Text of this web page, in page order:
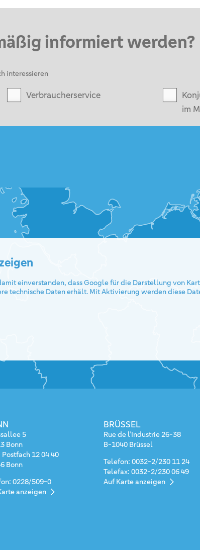
informiert werden?
interessieren
Verbraucherservice
im
einverstanden, dass Google für die Darstellung von
technische Daten erhält. Mit Aktivierung werden diese
5
Bonn
Postfach 12 04 40
Bonn
0228/509-0
anzeigen
BRÜSSEL
Rue de l’Industrie 26-38
B-1040 Brüssel
Telefon: 0032-2/230 11 24
Telefax: 0032-2/230 06 49
Auf Karte anzeigen